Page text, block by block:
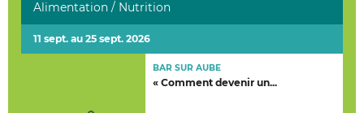
Alimentation / Nutrition
11 sept. au 25 sept. 2026
BAR SUR AUBE
« Comment devenir un...